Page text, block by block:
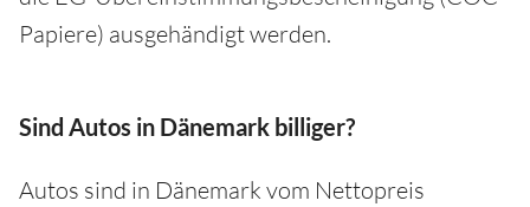
Papiere) ausgehändigt werden.
Sind Autos in Dänemark billiger?
Autos sind in Dänemark vom Nettopreis